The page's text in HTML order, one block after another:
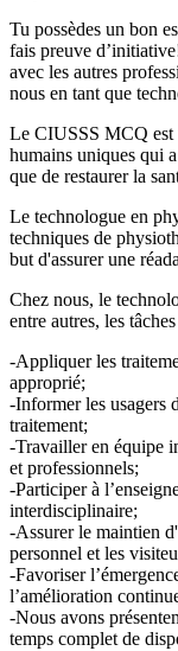
Tu possèdes un bon
fais preuve
avec les autres
nous en tant que
Le CIUSSS MCQ est
humains uniques qui
que de restaurer la
Le technologue en
techniques de
but d'assurer une
Chez nous, le
entre autres, les
-Appliquer les
approprié;
-Informer les usagers
traitement;
-Travailler en équipe
et professionnels;
-Participer à
interdisciplinaire;
-Assurer le maintien
personnel et les
-Favoriser
l’amélioration
-Nous avons
temps complet de